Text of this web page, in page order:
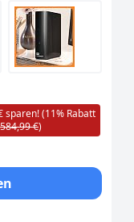
sparen! (11% Rabatt
584,99 €)